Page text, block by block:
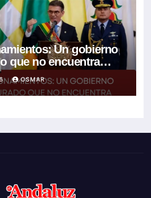
Un gobierno
que no encuentra
a la crisis
OSMAR